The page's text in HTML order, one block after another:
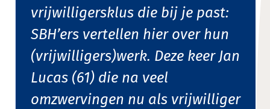
vrijwilligersklus die bij je past:
SBH’ers vertellen hier over hun
(vrijwilligers)werk. Deze keer Jan
Lucas (61) die na veel
omzwervingen nu als vrijwilliger